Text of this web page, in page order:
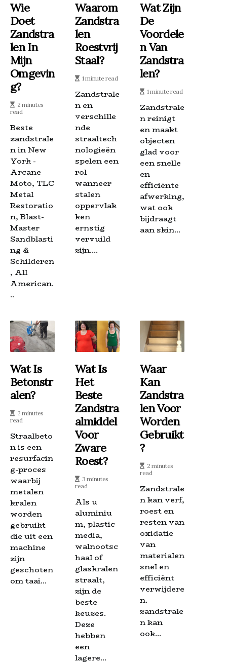
Wie
Doet
Zandstra
Len In
Mijn
Omgevin
G?
2 minutes
read
Beste
zandstrale
n in New
York -
Arcane
Moto, TLC
Metal
Restoratio
n, Blast-
Master
Sandblasti
ng &
Schilderen
, All
American.
..
Waarom
Zandstra
Len
Roestvrij
Staal?
1 minute read
Zandstrale
n en
verschille
nde
straaltech
nologieën
spelen een
rol
wanneer
stalen
oppervlak
ken
ernstig
vervuild
zijn....
Wat Zijn
De
Voordele
N Van
Zandstra
Len?
1 minute read
Zandstrale
n reinigt
en maakt
objecten
glad voor
een snelle
en
efficiënte
afwerking,
wat ook
bijdraagt
aan skin...
Wat Is
Betonstr
Alen?
2 minutes
read
Straalbeto
n is een
resurfacin
g-proces
waarbij
metalen
kralen
worden
gebruikt
die uit een
machine
zijn
geschoten
om taai...
Wat Is
Het
Beste
Zandstra
Almiddel
Voor
Zware
Roest?
3 minutes
read
Als u
aluminiu
m, plastic
media,
walnootsc
haal of
glaskralen
straalt,
zijn de
beste
keuzes.
Deze
hebben
een
lagere...
Waar
Kan
Zandstra
Len Voor
Worden
Gebruikt
?
2 minutes
read
Zandstrale
n kan verf,
roest en
resten van
oxidatie
van
materialen
snel en
efficiënt
verwijdere
n.
zandstrale
n kan
ook...